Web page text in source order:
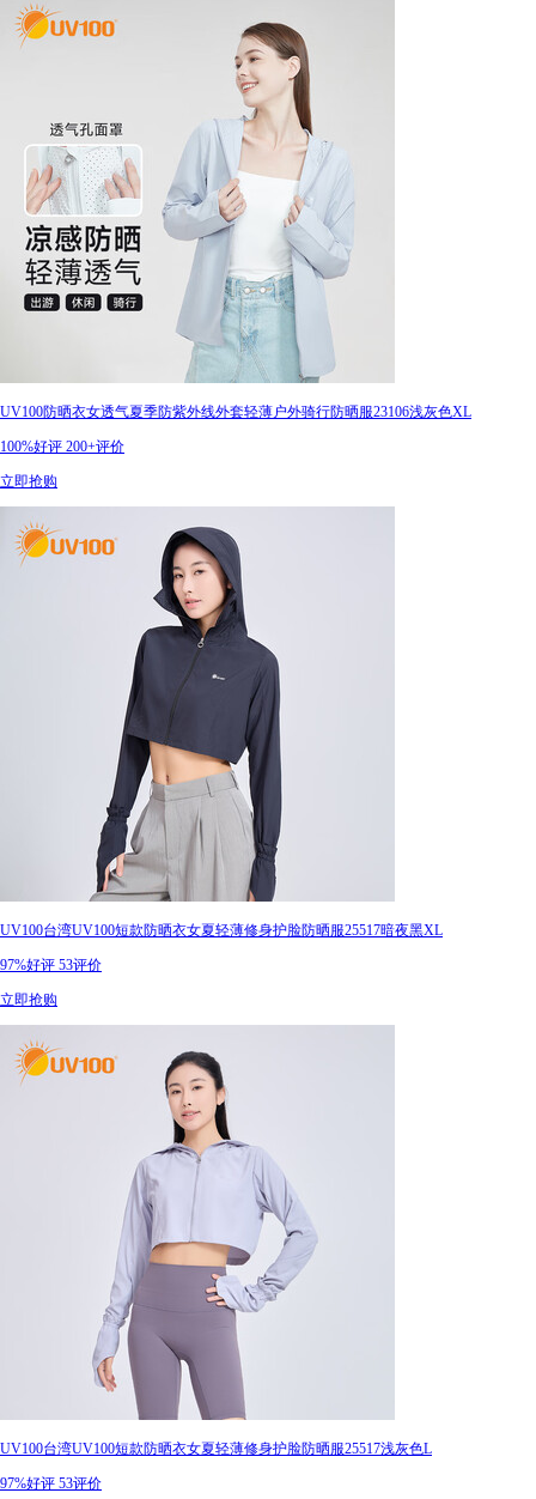
UV100防晒衣女透气夏季防紫外线外套轻薄户外骑行防晒服23106浅灰色XL
100%好评 200+评价
立即抢购
UV100台湾UV100短款防晒衣女夏轻薄修身护脸防晒服25517暗夜黑XL
97%好评 53评价
立即抢购
UV100台湾UV100短款防晒衣女夏轻薄修身护脸防晒服25517浅灰色L
97%好评 53评价